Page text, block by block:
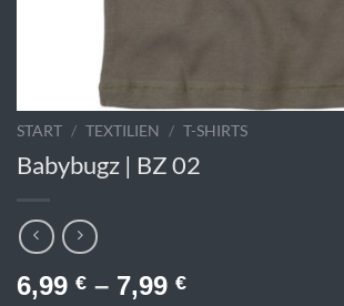
START / TEXTILIEN / T-SHIRTS
Babybugz | BZ 02
6,99 € – 7,99 €